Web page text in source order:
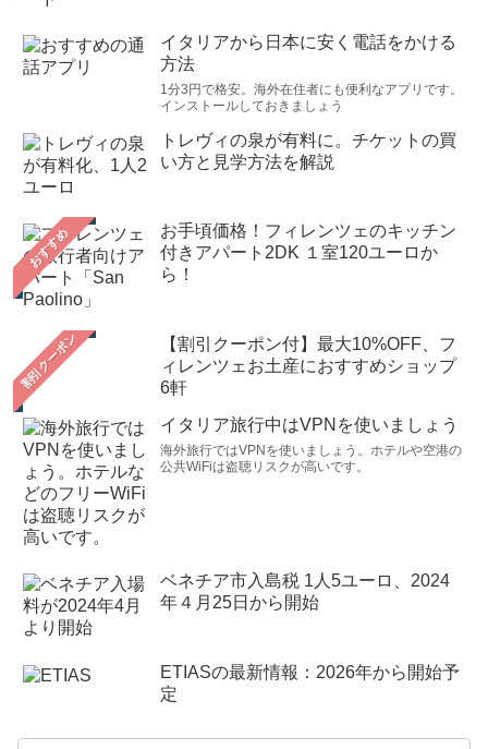
イタリアから日本に安く電話をかける
方法
1分3円で格安。海外在住者にも便利なアプリです。
インストールしておきましょう
トレヴィの泉が有料に。チケットの買
い方と見学方法を解説
おすすめ
お手頃価格！フィレンツェのキッチン
付きアパート2DK １室120ユーロか
ら！
【割引クーポン付】最大10%OFF、フ
ィレンツェお土産におすすめショップ
6軒
イタリア旅行中はVPNを使いましょう
海外旅行ではVPNを使いましょう。ホテルや空港の
公共WiFiは盗聴リスクが高いです。
ベネチア市入島税 1人5ユーロ、2024
年４月25日から開始
ETIASの最新情報：2026年から開始予
定